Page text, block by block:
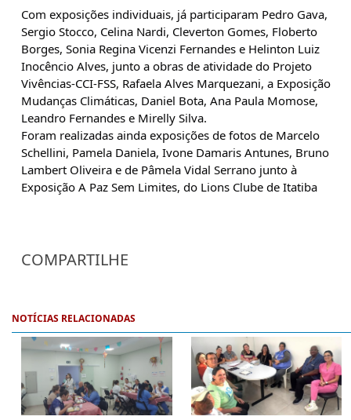
Com exposições individuais, já participaram Pedro Gava,
Sergio Stocco, Celina Nardi, Cleverton Gomes, Floberto
Borges, Sonia Regina Vicenzi Fernandes e Helinton Luiz
Inocêncio Alves, junto a obras de atividade do Projeto
Vivências-CCI-FSS, Rafaela Alves Marquezani, a Exposição
Mudanças Climáticas, Daniel Bota, Ana Paula Momose,
Leandro Fernandes e Mirelly Silva.
Foram realizadas ainda exposições de fotos de Marcelo
Schellini, Pamela Daniela, Ivone Damaris Antunes, Bruno
Lambert Oliveira e de Pâmela Vidal Serrano junto à
Exposição A Paz Sem Limites, do Lions Clube de Itatiba
COMPARTILHE
NOTÍCIAS RELACIONADAS